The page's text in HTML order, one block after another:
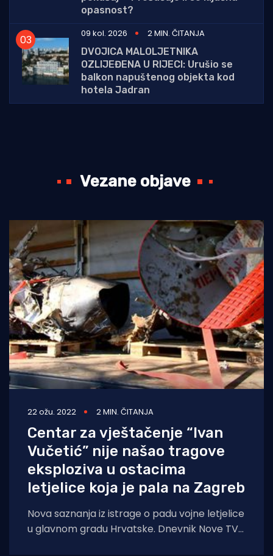
opasnost?
09 kol. 2026
2 MIN. ČITANJA
DVOJICA MALOLJETNIKA
OZLIJEĐENA U RIJECI: Urušio se
balkon napuštenog objekta kod
hotela Jadran
Vezane objave
22 ožu. 2022 2 MIN. ČITANJA
Centar za vještačenje “Ivan
Vučetić” nije našao tragove
eksploziva u ostacima
letjelice koja je pala na Zagreb
Nova saznanja iz istrage o padu vojne letjelice
u glavnom gradu Hrvatske. Dnevnik Nove TV